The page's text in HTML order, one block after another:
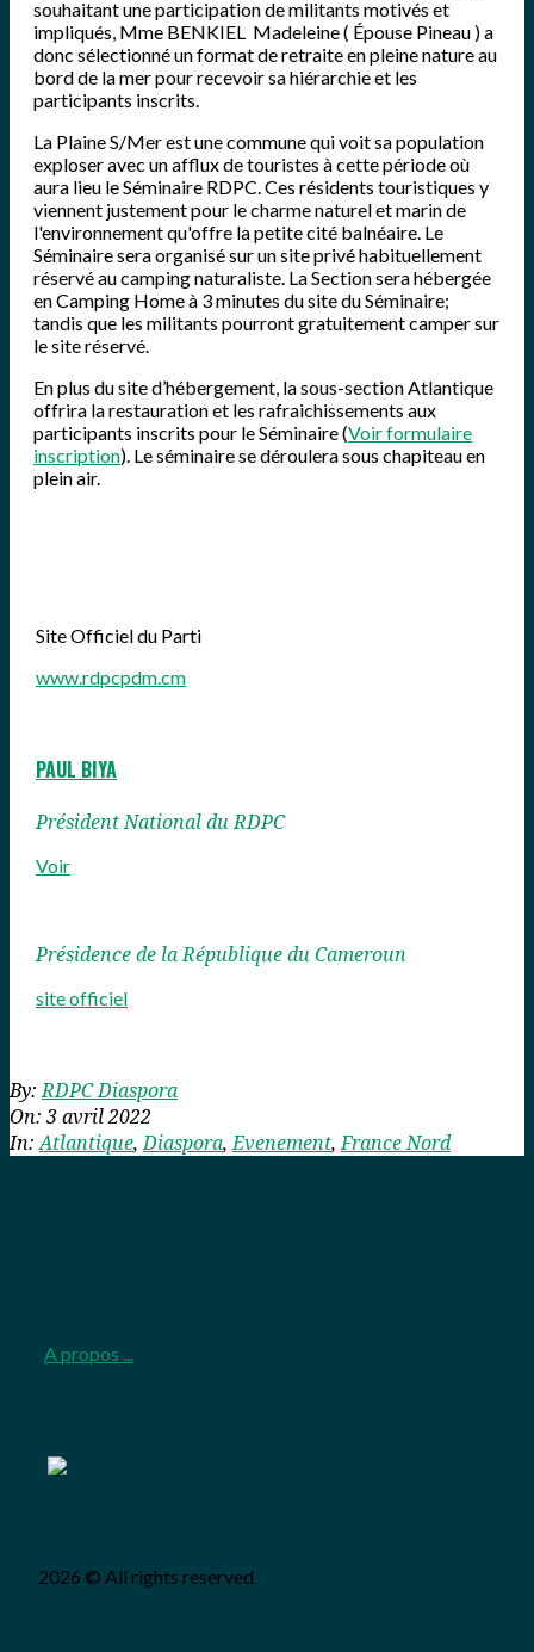
souhaitant une participation de militants motivés et
impliqués, Mme BENKIEL Madeleine ( Épouse Pineau ) a
donc sélectionné un format de retraite en pleine nature au
bord de la mer pour recevoir sa hiérarchie et les
participants inscrits.
La Plaine S/Mer est une commune qui voit sa population
exploser avec un afflux de touristes à cette période où
aura lieu le Séminaire RDPC. Ces résidents touristiques y
viennent justement pour le charme naturel et marin de
l'environnement qu'offre la petite cité balnéaire. Le
Séminaire sera organisé sur un site privé habituellement
réservé au camping naturaliste. La Section sera hébergée
en Camping Home à 3 minutes du site du Séminaire;
tandis que les militants pourront gratuitement camper sur
le site réservé.
En plus du site d’hébergement, la sous-section Atlantique
offrira la restauration et les rafraichissements aux
participants inscrits pour le Séminaire (Voir formulaire
inscription). Le séminaire se déroulera sous chapiteau en
plein air.
Site Officiel du Parti
www.rdpcpdm.cm
PAUL BIYA
Président National du RDPC
Voir
Présidence de la République du Cameroun
site officiel
2022-
04-
03
By: RDPC Diaspora
On: 3 avril 2022
In: Atlantique,Diaspora,Evenement,France Nord
A propos ...
2026 © All rights reserved